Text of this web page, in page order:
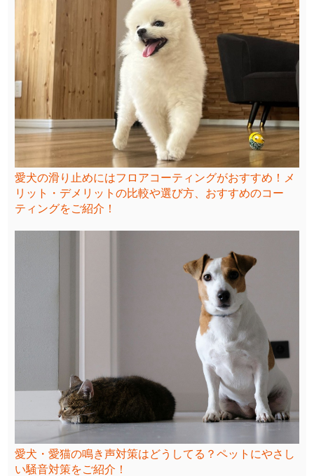
愛犬の滑り止めにはフロアコーティングがおすすめ！メ
リット・デメリットの比較や選び方、おすすめのコー
ティングをご紹介！
愛犬・愛猫の鳴き声対策はどうしてる？ペットにやさし
い騒音対策をご紹介！